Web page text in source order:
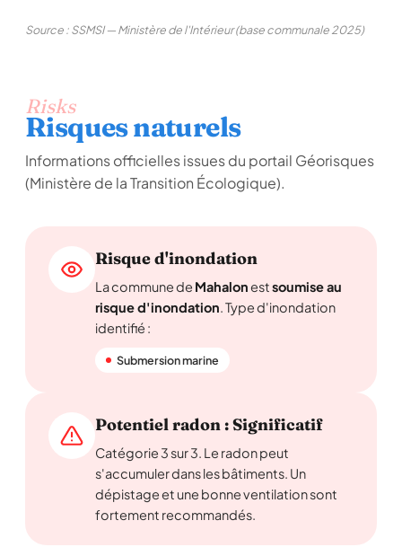
Source : SSMSI — Ministère de l'Intérieur (base communale 2025)
Risks
Risques naturels
Informations officielles issues du portail Géorisques
(Ministère de la Transition Écologique).
Risque d'inondation
La commune de Mahalonestsoumise au
risque d'inondation. Type d'inondation
identifié :
Submersion marine
Potentiel radon : Significatif
Catégorie 3 sur 3. Le radon peut
s'accumuler dans les bâtiments. Un
dépistage et une bonne ventilation sont
fortement recommandés.